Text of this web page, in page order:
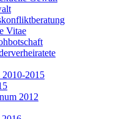
Vitae
2010-2015
2012